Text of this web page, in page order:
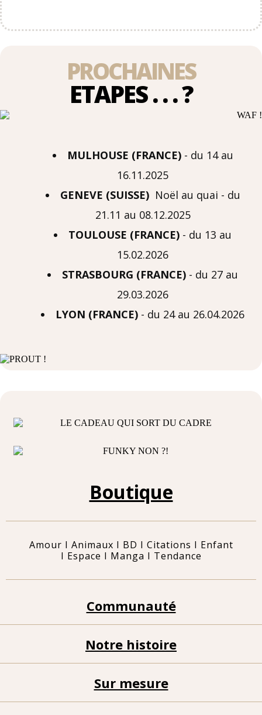
PROCHAINES
ETAPES . . . ?
MULHOUSE (FRANCE)- du 14 au
16.11.2025
GENEVE (SUISSE) Noël au quai - du
21.11 au 08.12.2025
TOULOUSE (FRANCE) - du 13 au
15.02.2026
STRASBOURG (FRANCE) - du 27 au
29.03.2026
LYON (FRANCE) - du 24 au 26.04.2026
Boutique
Amour I Animaux I BD I Citations I Enfant
I Espace I Manga I Tendance
Communauté
Notre histoire
Sur mesure